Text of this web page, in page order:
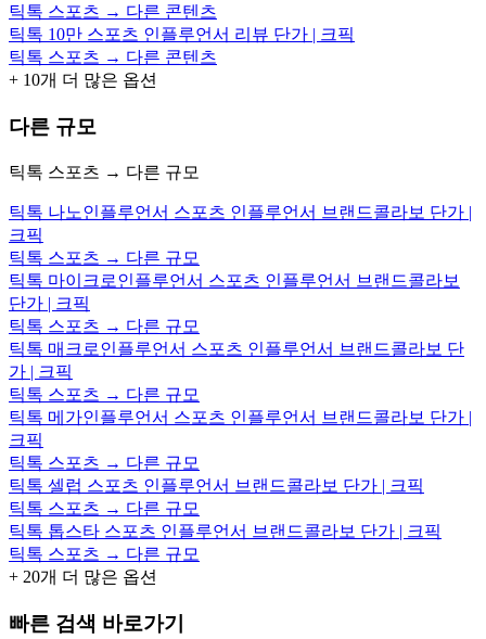
틱톡 스포츠 → 다른 콘텐츠
틱톡 10만 스포츠 인플루언서 리뷰 단가 | 크픽
틱톡 스포츠 → 다른 콘텐츠
+ 10개 더 많은 옵션
다른 규모
틱톡 스포츠 → 다른 규모
틱톡 나노인플루언서 스포츠 인플루언서 브랜드콜라보 단가 |
크픽
틱톡 스포츠 → 다른 규모
틱톡 마이크로인플루언서 스포츠 인플루언서 브랜드콜라보
단가 | 크픽
틱톡 스포츠 → 다른 규모
틱톡 매크로인플루언서 스포츠 인플루언서 브랜드콜라보 단
가 | 크픽
틱톡 스포츠 → 다른 규모
틱톡 메가인플루언서 스포츠 인플루언서 브랜드콜라보 단가 |
크픽
틱톡 스포츠 → 다른 규모
틱톡 셀럽 스포츠 인플루언서 브랜드콜라보 단가 | 크픽
틱톡 스포츠 → 다른 규모
틱톡 톱스타 스포츠 인플루언서 브랜드콜라보 단가 | 크픽
틱톡 스포츠 → 다른 규모
+ 20개 더 많은 옵션
빠른 검색 바로가기